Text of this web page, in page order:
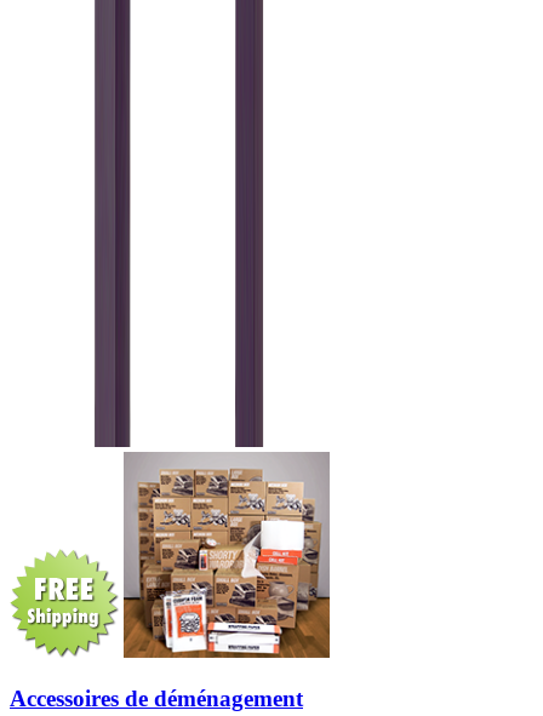
Accessoires de déménagement